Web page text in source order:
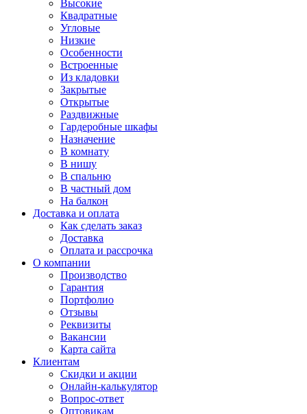
Высокие
Квадратные
Угловые
Низкие
Особенности
Встроенные
Из кладовки
Закрытые
Открытые
Раздвижные
Гардеробные шкафы
Назначение
В комнату
В нишу
В спальню
В частный дом
На балкон
Доставка и оплата
Как сделать заказ
Доставка
Оплата и рассрочка
О компании
Производство
Гарантия
Портфолио
Отзывы
Реквизиты
Вакансии
Карта сайта
Клиентам
Скидки и акции
Онлайн-калькулятор
Вопрос-ответ
Оптовикам